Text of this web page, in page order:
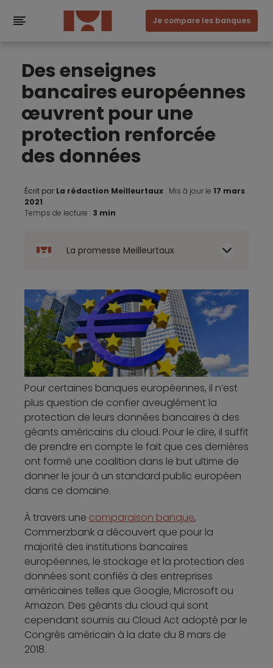
Je compare les banques
Des enseignes
bancaires européennes
œuvrent pour une
protection renforcée
des données
Écrit par La rédaction Meilleurtaux . Mis à jour le 17 mars
2021 .
Temps de lecture : 3 min
La promesse Meilleurtaux
Pour certaines banques européennes, il n’est
plus question de confier aveuglément la
protection de leurs données bancaires à des
géants américains du cloud. Pour le dire, il suffit
de prendre en compte le fait que ces dernières
ont formé une coalition dans le but ultime de
donner le jour à un standard public européen
dans ce domaine.
À travers une comparaison banque,
Commerzbank a découvert que pour la
majorité des institutions bancaires
européennes, le stockage et la protection des
données sont confiés à des entreprises
américaines telles que Google, Microsoft ou
Amazon. Des géants du cloud qui sont
cependant soumis au Cloud Act adopté par le
Congrès américain à la date du 8 mars de
2018.